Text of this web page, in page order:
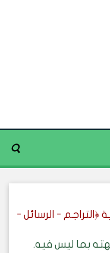
﴿التراجم - الرسائل -
بما ليس فيه.